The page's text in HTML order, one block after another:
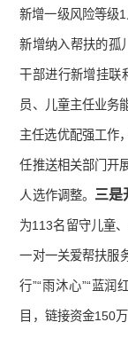
新增一级风险等级
新增纳入帮扶的孤
干部进行新增挂联
员、儿童主任业务
主任选优配强工作
任推送相关部门开
人选作调整。 三是
为113名留守儿童
一对一关爱帮扶服
行”“雨沐心”“蓝润
目，链接资金150